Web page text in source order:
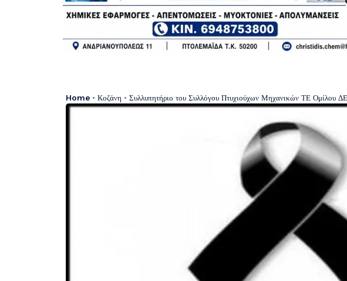
Home - Κοζάνη - Συλλυπητήριο του Συλλόγου Πτυχιούχων Μηχανικών ΤΕ Ομίλου